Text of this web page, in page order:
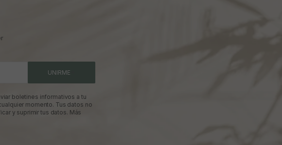
UNIRME
boletines informativos a tu
momento. Tus datos no
y suprimir tus datos. Más